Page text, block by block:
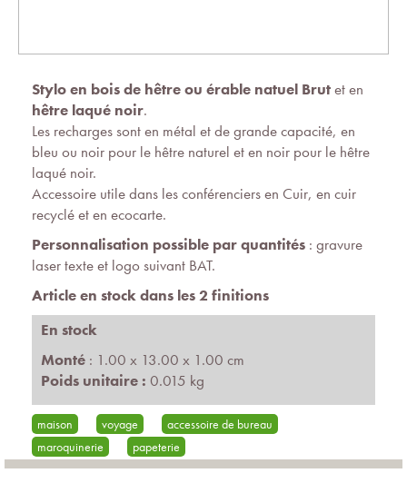
Stylo en bois de hêtre ou érable natuel Brutet en
hêtre laqué noir.
Les recharges sont en métal et de grande capacité, en
bleu ou noir pour le hêtre naturel et en noir pour le hêtre
laqué noir.
Accessoire utile dans les conférenciers en Cuir, en cuir
recyclé et en ecocarte.
Personnalisation possible par quantités : gravure
laser texte et logo suivant BAT.
Article en stock dans les 2 finitions
En stock
Monté : 1.00 x 13.00 x 1.00 cm
Poids unitaire : 0.015 kg
maison voyage
accessoire de bureau
maroquinerie
papeterie